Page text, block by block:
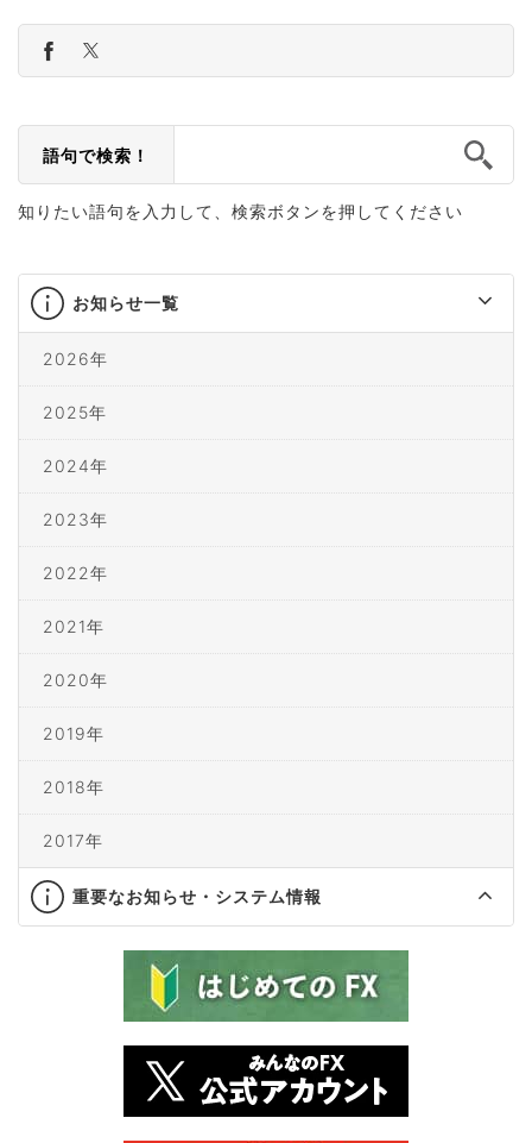
語句で検索！
知りたい語句を入力して、検索ボタンを押してください
お知らせ一覧
2026年
2025年
2024年
2023年
2022年
2021年
2020年
2019年
2018年
2017年
重要なお知らせ・システム情報